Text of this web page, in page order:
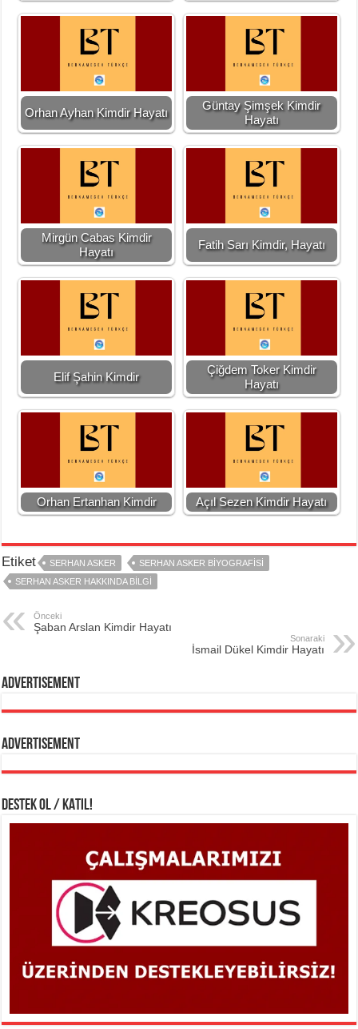
Orhan Ayhan Kimdir Hayatı
Güntay Şimşek Kimdir
Hayatı
Mirgün Cabas Kimdir
Hayatı
Fatih Sarı Kimdir, Hayatı
Elif Şahin Kimdir
Çiğdem Toker Kimdir
Hayatı
Orhan Ertanhan Kimdir Açıl Sezen Kimdir Hayatı
Etiket SERHAN ASKER
SERHAN ASKER BIYOGRAFISI
SERHAN ASKER HAKKINDA BILGI
Önceki
Şaban Arslan Kimdir Hayatı
Sonaraki
İsmail Dükel Kimdir Hayatı
Advertisement
Advertisement
DESTEK OL / KATIL!